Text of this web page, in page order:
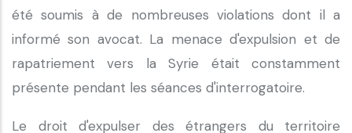
été soumis à de nombreuses violations dont il a
informé son avocat. La menace d'expulsion et de
rapatriement vers la Syrie était constamment
présente pendant les séances d'interrogatoire.
Le droit d'expulser des étrangers du territoire